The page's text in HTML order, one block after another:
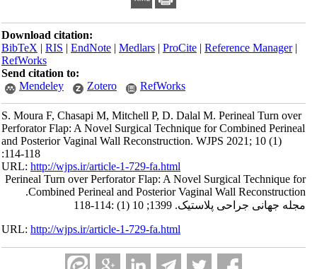
Download citation:
BibTeX|RIS|EndNote|Medlars|ProCite|Reference Manager
RefWorks
Send citation to:
Mendeley
Zotero RefWorks
S. Moura F, Chasapi M, Mitchell P, D. Dalal M. Perineal Turn over
Perforator Flap: A Novel Surgical Technique for Combined Perineal
and Posterior Vaginal Wall Reconstruction. WJPS 2021; 10 (1)
:114-118
URL:http://wjps.ir/article-1-729-fa.html
Perineal Turn over Perforator Flap: A Novel Surgical Technique for
Combined Perineal and Posterior Vaginal Wall Reconstruction.
مجله جهانی جراحی پلاستیک. 1399; 10 (1) :114-118
URL:http://wjps.ir/article-1-729-fa.html